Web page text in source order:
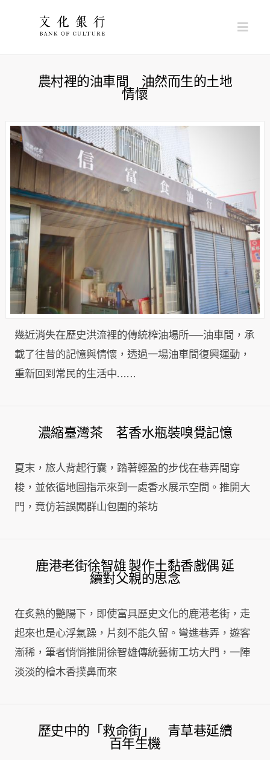
農村裡的油車間 油然而生的土地
情懷
幾近消失在歷史洪流裡的傳統榨油場所──油車間，承
載了往昔的記憶與情懷，透過一場油車間復興運動，
重新回到常民的生活中……
濃縮臺灣茶 茗香水瓶裝嗅覺記憶
夏末，旅人背起行囊，踏著輕盈的步伐在巷弄間穿
梭，並依循地圖指示來到一處香水展示空間。推開大
門，竟仿若誤闖群山包圍的茶坊
鹿港老街徐智雄 製作土黏香戲偶 延
續對父親的思念
在炙熱的艷陽下，即使富具歷史文化的鹿港老街，走
起來也是心浮氣躁，片刻不能久留。彎進巷弄，遊客
漸稀，筆者悄悄推開徐智雄傳統藝術工坊大門，一陣
淡淡的檜木香撲鼻而來
歷史中的「救命街」 青草巷延續
百年生機